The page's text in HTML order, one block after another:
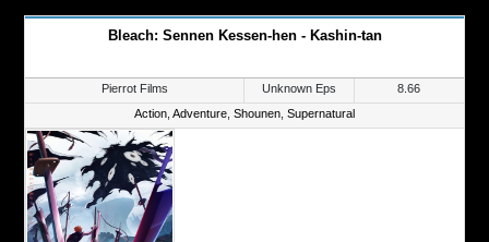
yang tengah bertarung dengan monster.
Sayangnya, sang kakak harus mengorbankan
pertemuannya dengan Gekkomon.
Bleach: Sennen Kessen-hen - Kashin-tan
Pierrot Films Unknown Eps
8.66
Action Adventure Shounen Supernatural